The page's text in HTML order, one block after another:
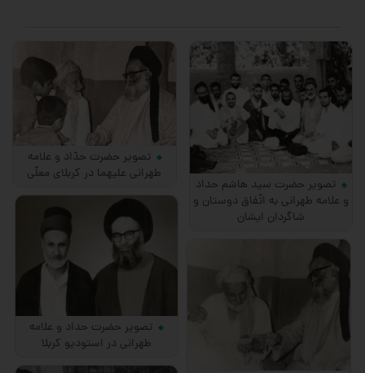
تصویر حضرت سید هاشم حداد
و علامه طهرانی به اتّفاق دوستان و
شاگردان ایشان
تصویر حضرت حدّاد و علامه
طهرانی علیهما در كربلای معلّی
تصویر حضرت حداد و علامه
طهرانی در استودیو كربلا